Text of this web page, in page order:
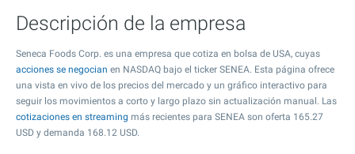
Descripción de la empresa
Seneca Foods Corp. es una empresa que cotiza en bolsa de USA, cuyas
acciones se negocian en NASDAQ bajo el ticker SENEA. Esta página ofrece
una vista en vivo de los precios del mercado y un gráfico interactivo para
seguir los movimientos a corto y largo plazo sin actualización manual. Las
cotizaciones en streaming más recientes para SENEA son oferta 165.27
USD y demanda 168.12 USD.